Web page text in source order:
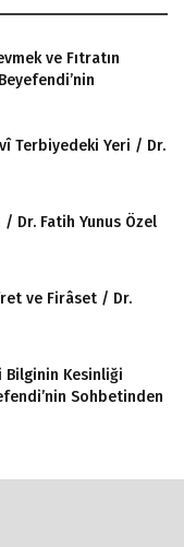
ve Fıtratın
Terbiyedeki Yeri / Dr.
Dr. Fatih Yunus Özel
ve Firâset / Dr.
Bilginin Kesinliği
Sohbetinden